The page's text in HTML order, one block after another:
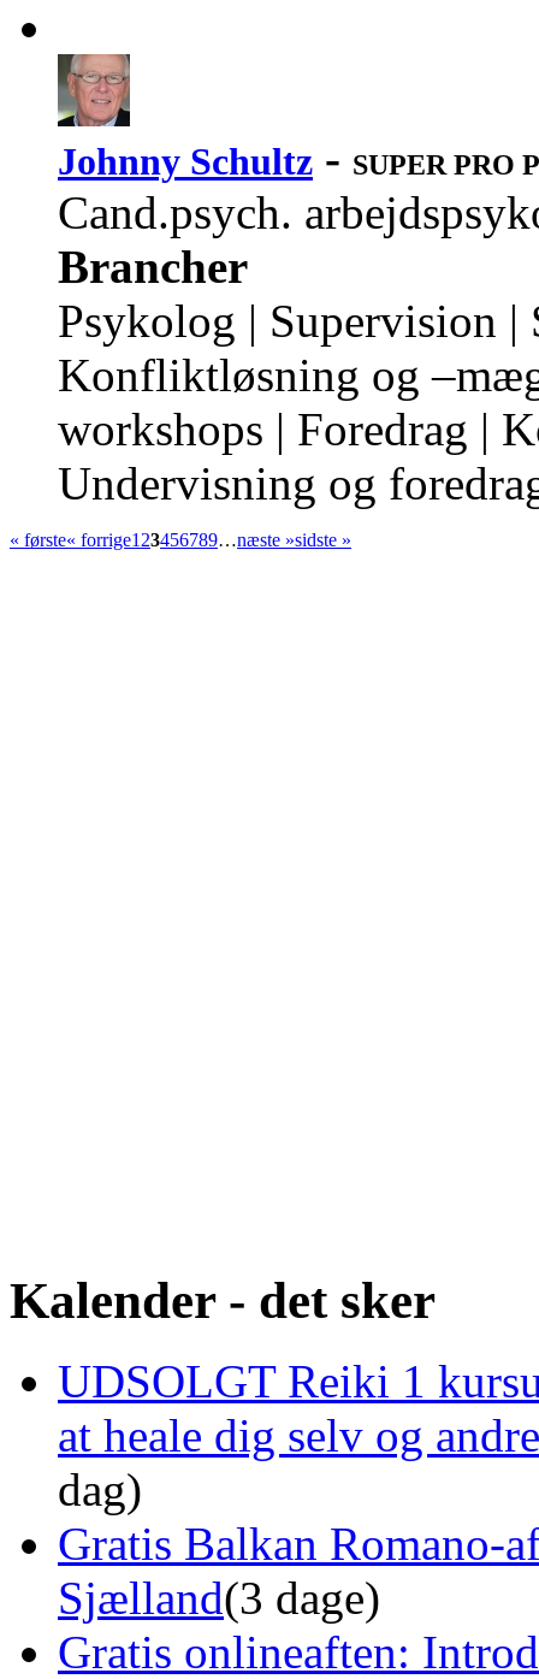
Johnny Schultz - SUPER PRO
Cand.psych.
Brancher
Psykolog | Supervision |
Konfliktløsning og
workshops | Foredrag |
Undervisning og
« første« forrige1 23456789…næste »sidste »
Kalender - det sker
UDSOLGT Reiki 1
at heale dig selv og
dag)
Gratis Balkan Romano-
Sjælland(3 dage)
Gratis onlineaften: